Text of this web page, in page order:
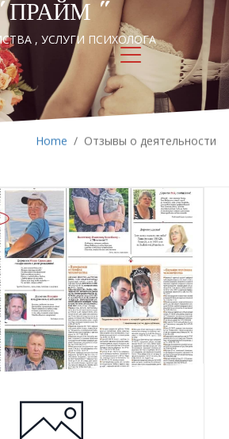
" ПРАЙМ "
, УСЛУГИ ПСИХОЛОГА
Home / Отзывы о деятельности